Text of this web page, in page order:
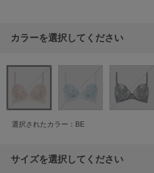
カラーを選択してください
選択されたカラー：BE
サイズを選択してください